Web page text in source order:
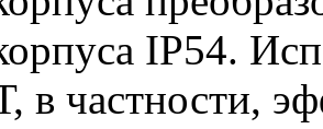
IP54.
частности,